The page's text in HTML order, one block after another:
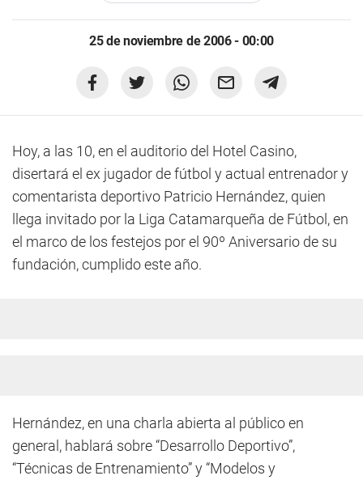
25 de noviembre de 2006 - 00:00
Hoy, a las 10, en el auditorio del Hotel Casino,
disertará el ex jugador de fútbol y actual entrenador y
comentarista deportivo Patricio Hernández, quien
llega invitado por la Liga Catamarqueña de Fútbol, en
el marco de los festejos por el 90º Aniversario de su
fundación, cumplido este año.
Hernández, en una charla abierta al público en
general, hablará sobre “Desarrollo Deportivo”,
“Técnicas de Entrenamiento” y “Modelos y